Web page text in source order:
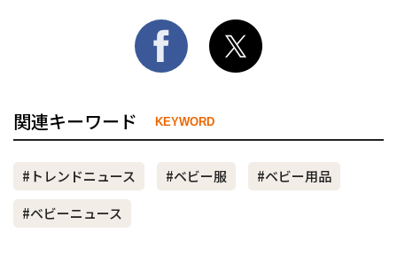
関連キーワード KEYWORD
#トレンドニュース #ベビー服
#ベビー用品
#ベビーニュース